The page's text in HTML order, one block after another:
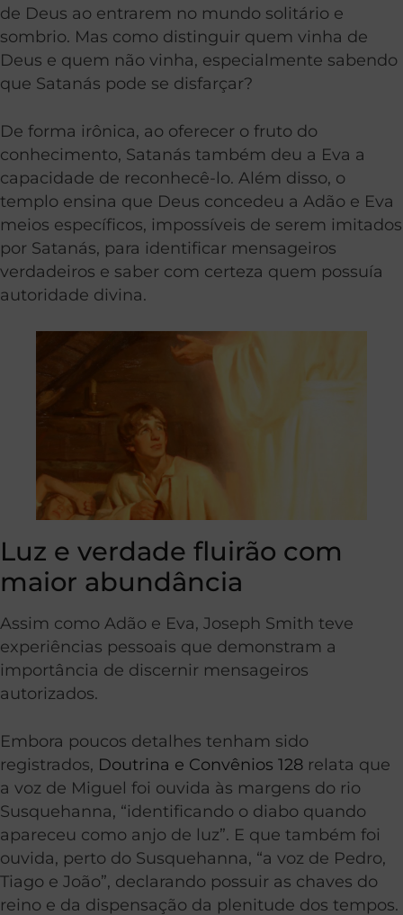
de Deus ao entrarem no mundo solitário e
sombrio. Mas como distinguir quem vinha de
Deus e quem não vinha, especialmente sabendo
que Satanás pode se disfarçar?
De forma irônica, ao oferecer o fruto do
conhecimento, Satanás também deu a Eva a
capacidade de reconhecê-lo. Além disso, o
templo ensina que Deus concedeu a Adão e Eva
meios específicos, impossíveis de serem imitados
por Satanás, para identificar mensageiros
verdadeiros e saber com certeza quem possuía
autoridade divina.
Luz e verdade fluirão com
maior abundância
Assim como Adão e Eva, Joseph Smith teve
experiências pessoais que demonstram a
importância de discernir mensageiros
autorizados.
Embora poucos detalhes tenham sido
registrados, Doutrina e Convênios 128 relata que
a voz de Miguel foi ouvida às margens do rio
Susquehanna, “identificando o diabo quando
apareceu como anjo de luz”. E que também foi
ouvida, perto do Susquehanna, “a voz de Pedro,
Tiago e João”, declarando possuir as chaves do
reino e da dispensação da plenitude dos tempos.